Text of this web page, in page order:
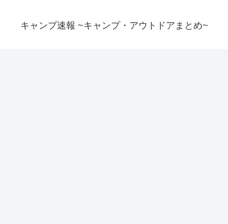
キャンプ速報 ~キャンプ・アウトドアまとめ~